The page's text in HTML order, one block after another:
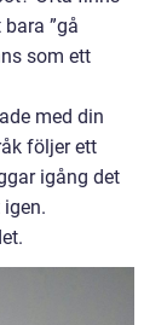
”gå
som ett
med din
följer ett
igång det